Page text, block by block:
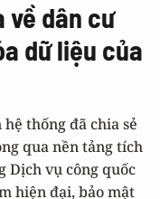
về dân cư
dữ liệu của
thống đã chia sẻ
qua nền tảng tích
Dịch vụ công quốc
hiện đại, bảo mật